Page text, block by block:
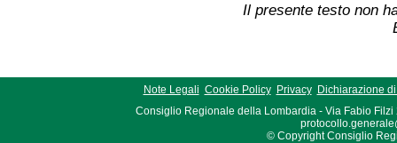
Il presente testo non
Note Legali Cookie Policy Privacy
Dichiarazione
Consiglio Regionale della Lombardia - Via Fabio Filzi
© Copyright Consiglio